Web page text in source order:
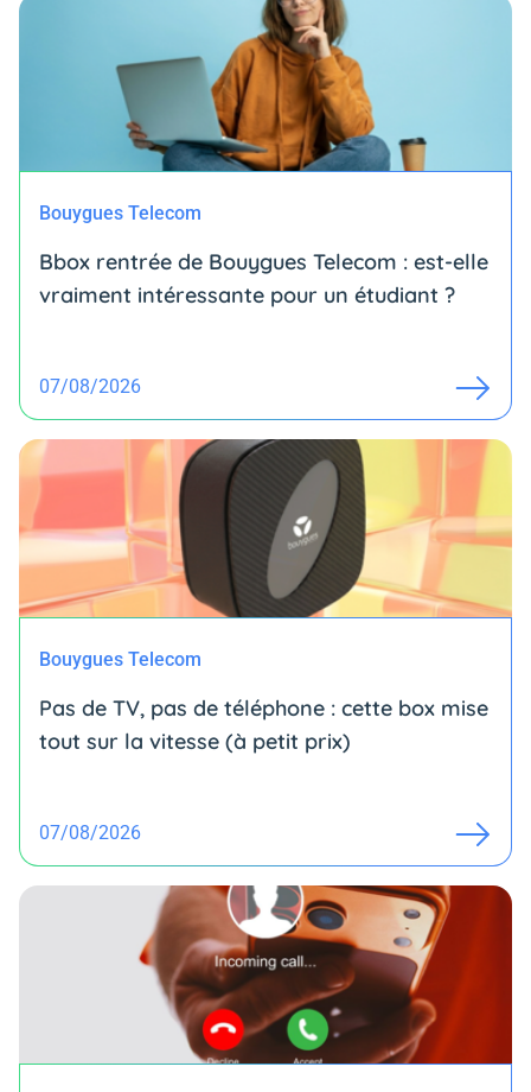
Bouygues Telecom
Bbox rentrée de Bouygues Telecom : est-elle
vraiment intéressante pour un étudiant ?
07/08/2026
Bouygues Telecom
Pas de TV, pas de téléphone : cette box mise
tout sur la vitesse (à petit prix)
07/08/2026